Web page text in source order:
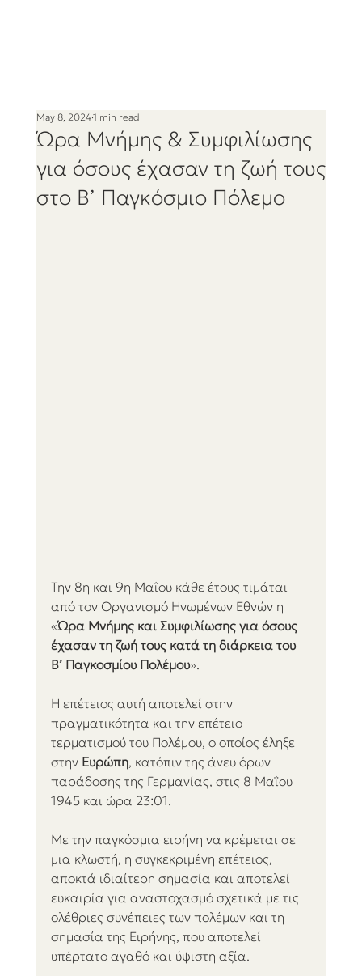
Ώρα Μνήμης & Συμφιλίωσης
για όσους έχασαν τη ζωή τους
στο Β’ Παγκόσμιο Πόλεμο
May 8, 20241 min read
Την 8η και 9η Μαΐου κάθε έτους τιμάται
από τον Οργανισμό Ηνωμένων Εθνών η
«Ώρα Μνήμης και Συμφιλίωσης για όσους
έχασαν τη ζωή τους κατά τη διάρκεια του
Β’ Παγκοσμίου Πολέμου».
Η επέτειος αυτή αποτελεί στην
πραγματικότητα και την επέτειο
τερματισμού του Πολέμου, ο οποίος έληξε
στην Ευρώπη, κατόπιν της άνευ όρων
παράδοσης της Γερμανίας, στις 8 Μαΐου
1945 και ώρα 23:01.
Με την παγκόσμια ειρήνη να κρέμεται σε
μια κλωστή, η συγκεκριμένη επέτειος,
αποκτά ιδιαίτερη σημασία και αποτελεί
ευκαιρία για αναστοχασμό σχετικά με τις
ολέθριες συνέπειες των πολέμων και τη
σημασία της Ειρήνης, που αποτελεί
υπέρτατο αγαθό και ύψιστη αξία.